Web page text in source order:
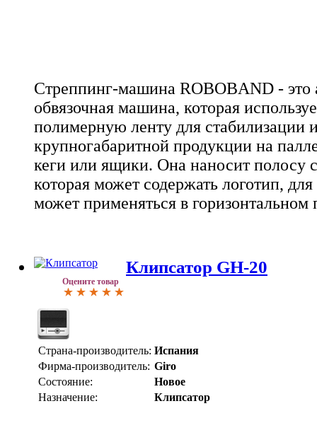
Стреппинг-машина ROBOBAND - это
обвязочная машина, которая
полимерную ленту для стабилизации
крупногабаритной продукции на
кеги или ящики. Она наносит полосу
которая может содержать логотип, для
может применяться в
Оцените товар
Клипсатор GH-20
Страна-производитель: Испания
Фирма-производитель: Giro
Состояние:
Новое
Назначение:
Клипсатор